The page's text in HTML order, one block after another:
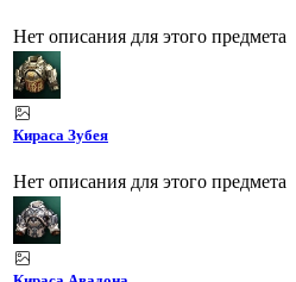
Нет описания для этого предмета
Кираса Зубея
Нет описания для этого предмета